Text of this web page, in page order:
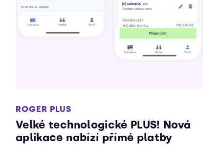
ROGER PLUS
Velké technologické PLUS! Nová
aplikace nabízí přímé platby